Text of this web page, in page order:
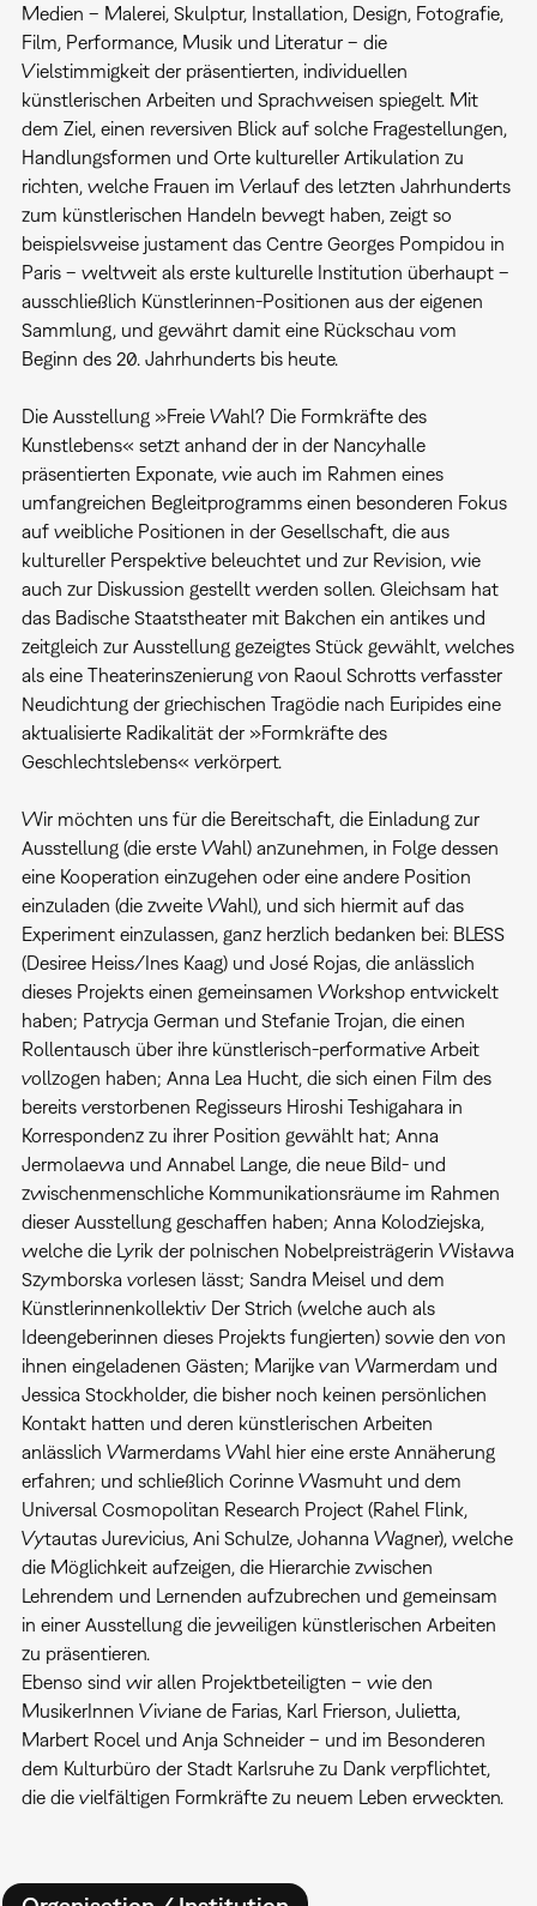
Medien – Malerei, Skulptur, Installation, Design, Fotografie,
Film, Performance, Musik und Literatur – die
Vielstimmigkeit der präsentierten, individuellen
künstlerischen Arbeiten und Sprachweisen spiegelt. Mit
dem Ziel, einen reversiven Blick auf solche Fragestellungen,
Handlungsformen und Orte kultureller Artikulation zu
richten, welche Frauen im Verlauf des letzten Jahrhunderts
zum künstlerischen Handeln bewegt haben, zeigt so
beispielsweise justament das Centre Georges Pompidou in
Paris – weltweit als erste kulturelle Institution überhaupt –
ausschließlich Künstlerinnen-Positionen aus der eigenen
Sammlung, und gewährt damit eine Rückschau vom
Beginn des 20. Jahrhunderts bis heute.
Die Ausstellung »Freie Wahl? Die Formkräfte des
Kunstlebens« setzt anhand der in der Nancyhalle
präsentierten Exponate, wie auch im Rahmen eines
umfangreichen Begleitprogramms einen besonderen Fokus
auf weibliche Positionen in der Gesellschaft, die aus
kultureller Perspektive beleuchtet und zur Revision, wie
auch zur Diskussion gestellt werden sollen. Gleichsam hat
das Badische Staatstheater mit Bakchen ein antikes und
zeitgleich zur Ausstellung gezeigtes Stück gewählt, welches
als eine Theaterinszenierung von Raoul Schrotts verfasster
Neudichtung der griechischen Tragödie nach Euripides eine
aktualisierte Radikalität der »Formkräfte des
Geschlechtslebens« verkörpert.
Wir möchten uns für die Bereitschaft, die Einladung zur
Ausstellung (die erste Wahl) anzunehmen, in Folge dessen
eine Kooperation einzugehen oder eine andere Position
einzuladen (die zweite Wahl), und sich hiermit auf das
Experiment einzulassen, ganz herzlich bedanken bei: BLESS
(Desiree Heiss/Ines Kaag) und José Rojas, die anlässlich
dieses Projekts einen gemeinsamen Workshop entwickelt
haben; Patrycja German und Stefanie Trojan, die einen
Rollentausch über ihre künstlerisch-performative Arbeit
vollzogen haben; Anna Lea Hucht, die sich einen Film des
bereits verstorbenen Regisseurs Hiroshi Teshigahara in
Korrespondenz zu ihrer Position gewählt hat; Anna
Jermolaewa und Annabel Lange, die neue Bild- und
zwischenmenschliche Kommunikationsräume im Rahmen
dieser Ausstellung geschaffen haben; Anna Kolodziejska,
welche die Lyrik der polnischen Nobelpreisträgerin Wisława
Szymborska vorlesen lässt; Sandra Meisel und dem
Künstlerinnenkollektiv Der Strich (welche auch als
Ideengeberinnen dieses Projekts fungierten) sowie den von
ihnen eingeladenen Gästen; Marijke van Warmerdam und
Jessica Stockholder, die bisher noch keinen persönlichen
Kontakt hatten und deren künstlerischen Arbeiten
anlässlich Warmerdams Wahl hier eine erste Annäherung
erfahren; und schließlich Corinne Wasmuht und dem
Universal Cosmopolitan Research Project (Rahel Flink,
Vytautas Jurevicius, Ani Schulze, Johanna Wagner), welche
die Möglichkeit aufzeigen, die Hierarchie zwischen
Lehrendem und Lernenden aufzubrechen und gemeinsam
in einer Ausstellung die jeweiligen künstlerischen Arbeiten
zu präsentieren.
Ebenso sind wir allen Projektbeteiligten – wie den
MusikerInnen Viviane de Farias, Karl Frierson, Julietta,
Marbert Rocel und Anja Schneider – und im Besonderen
dem Kulturbüro der Stadt Karlsruhe zu Dank verpflichtet,
die die vielfältigen Formkräfte zu neuem Leben erweckten.